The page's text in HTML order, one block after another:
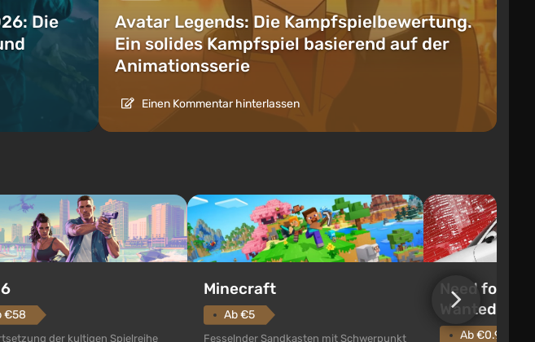
Die
Avatar Legends: Die Kampfspielbewertung.
Ein solides Kampfspiel basierend auf der
Animationsserie
Einen Kommentar hinterlassen
€58
der kultigen Spielreihe
Minecraft
Ab €5
Fesselnder Sandkasten mit Schwerpunkt
Need for
Wanted
Ab €0.96